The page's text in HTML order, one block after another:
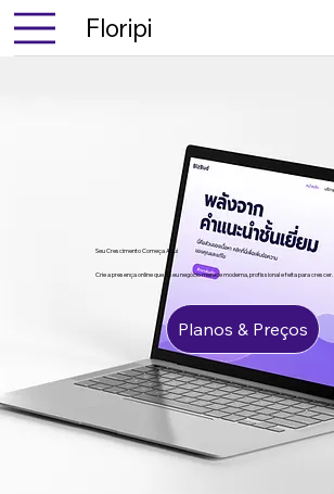
Floripi
Seu Crescimento Começa Aqui
Crie a presença online que o seu negócio merece moderna, profissional e feita para crescer.
Planos & Preços